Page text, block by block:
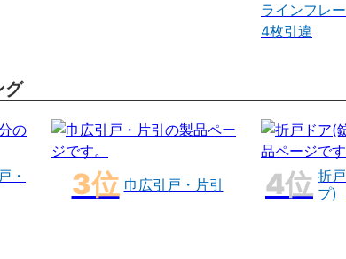
ラインフレ
4枚引違
グ
・
巾広引戸・片引
折
プ)